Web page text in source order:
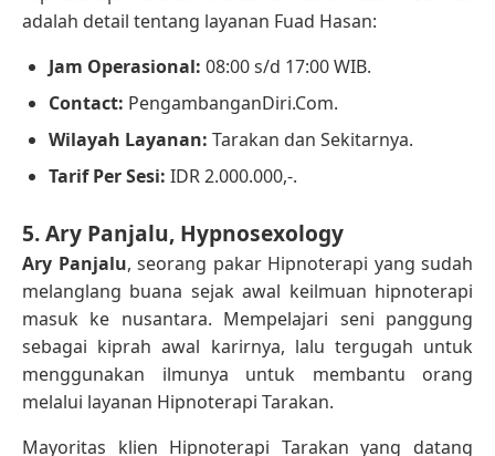
adalah detail tentang layanan Fuad Hasan:
Jam Operasional: 08:00 s/d 17:00 WIB.
Contact: PengambanganDiri.Com.
Wilayah Layanan: Tarakan dan Sekitarnya.
Tarif Per Sesi: IDR 2.000.000,-.
5. Ary Panjalu, Hypnosexology
Ary Panjalu, seorang pakar Hipnoterapi yang sudah
melanglang buana sejak awal keilmuan hipnoterapi
masuk ke nusantara. Mempelajari seni panggung
sebagai kiprah awal karirnya, lalu tergugah untuk
menggunakan ilmunya untuk membantu orang
melalui layanan Hipnoterapi Tarakan.
Mayoritas klien Hipnoterapi Tarakan yang datang